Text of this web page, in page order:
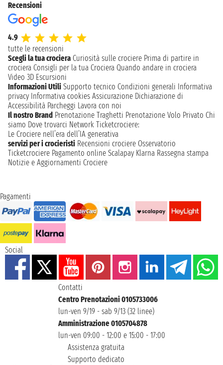
Recensioni
4.9
tutte le recensioni
Scegli la tua crociera Curiosità sulle crociere Prima di partire in
crociera Consigli per la tua Crociera Quando andare in crociera
Video 3D Escursioni
Informazioni Utili Supporto tecnico Condizioni generali Informativa
privacy Informativa cookies Assicurazione Dichiarazione di
Accessibilità Parcheggi Lavora con noi
Il nostro Brand Prenotazione Traghetti Prenotazione Volo Privato Chi
siamo Dove trovarci Network Ticketcrociere:
Le Crociere nell’era dell’IA generativa
servizi per i crocieristi Recensioni crociere Osservatorio
Ticketcrociere Pagamento online Scalapay Klarna Rassegna stampa
Notizie e Aggiornamenti Crociere
Pagamenti
Social
Contatti
Centro Prenotazioni 0105733006
lun-ven 9/19 - sab 9/13 (32 linee)
Amministrazione 0105704878
lun-ven 09:00 - 12:00 e 15:00 - 17:00
Assistenza gratuita
Supporto dedicato